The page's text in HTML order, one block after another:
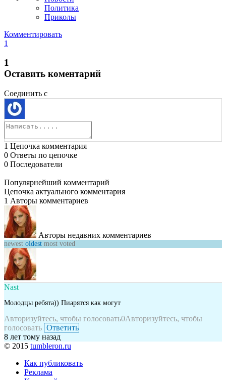
Политика
Приколы
Комментировать
1
1
Оставить коментарий
Соединить с
1 Цепочка комментария
0 Ответы по цепочке
0 Последователи
Популярнейший комментарий
Цепочка актуального комментария
1 Авторы комментариев
Авторы недавних комментариев
newest oldest most voted
Nast
Молодцы ребята)) Пиарятся как могут
Авторизуйтесь, чтобы голосовать0Авторизуйтесь, чтобы
голосовать Ответить
8 лет тому назад
© 2015 tumbleron.ru
Как публиковать
Реклама